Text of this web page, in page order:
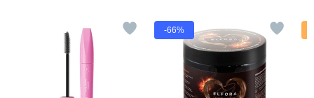
-66%